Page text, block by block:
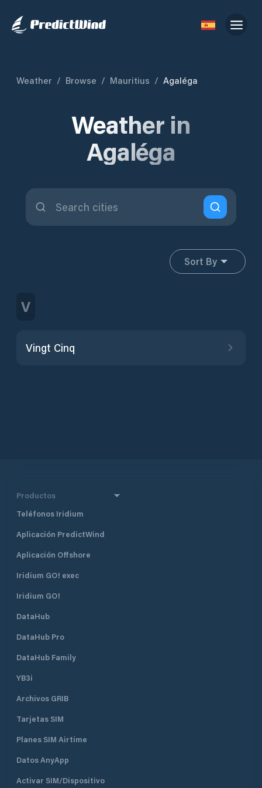
Weather / Browse / Mauritius / Agaléga
Weather in
Agaléga
Sort By
V
Vingt Cinq
Productos
Teléfonos Iridium
Aplicación PredictWind
Aplicación Offshore
Iridium GO! exec
Iridium GO!
DataHub
DataHub Pro
DataHub Family
YB3i
Archivos GRIB
Tarjetas SIM
Planes SIM Airtime
Datos AnyApp
Activar SIM/Dispositivo